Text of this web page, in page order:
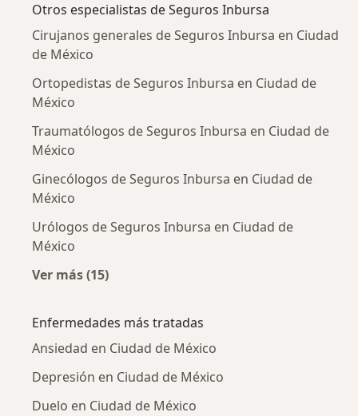
Otros especialistas de Seguros Inbursa
Cirujanos generales de Seguros Inbursa en Ciudad
de México
Ortopedistas de Seguros Inbursa en Ciudad de
México
Traumatólogos de Seguros Inbursa en Ciudad de
México
Ginecólogos de Seguros Inbursa en Ciudad de
México
Urólogos de Seguros Inbursa en Ciudad de
México
Ver más (15)
Enfermedades más tratadas
Ansiedad en Ciudad de México
Depresión en Ciudad de México
Duelo en Ciudad de México